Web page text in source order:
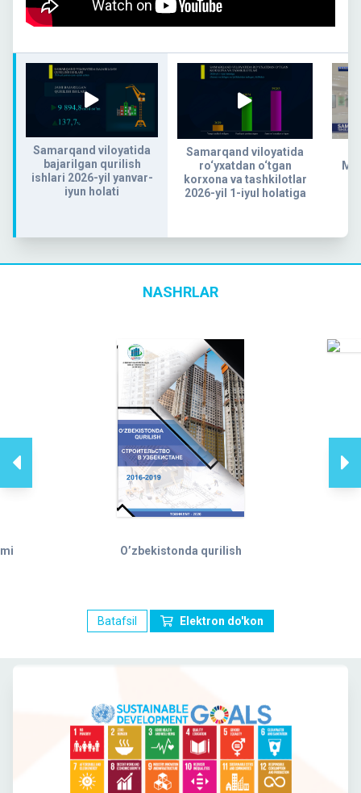
Samarqand viloyatida
bajarilgan qurilish
ishlari 2026-yil yanvar-
iyun holati
Samarqand viloyatida
ro‘yxatdan o‘tgan
korxona va tashkilotlar
2026-yil 1-iyul holatiga
NASHRLAR
O’zbekistonda qurilish
Batafsil Elektron do'kon